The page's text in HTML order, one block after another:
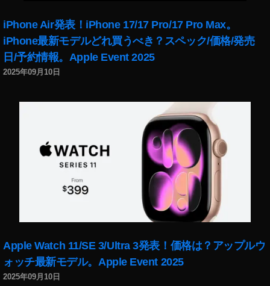
iPhone Air発表！iPhone 17/17 Pro/17 Pro Max。
iPhone最新モデルどれ買うべき？スペック/価格/発売
日/予約情報。Apple Event 2025
2025年09月10日
Apple Watch 11/SE 3/Ultra 3発表！価格は？アップルウ
ォッチ最新モデル。Apple Event 2025
2025年09月10日